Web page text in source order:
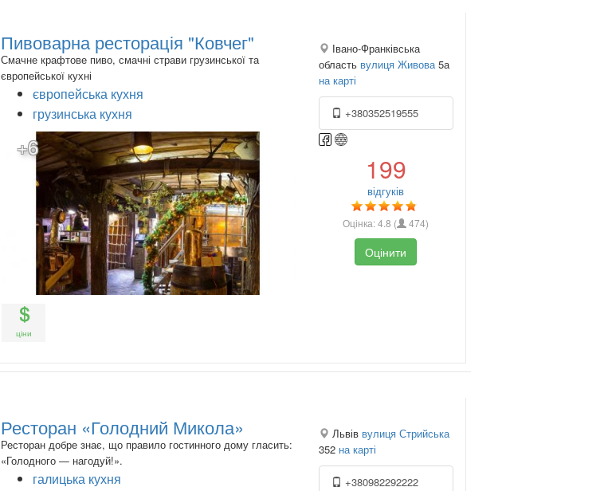
Пивоварна ресторація "Ковчег"
Смачне крафтове пиво, смачні страви грузинської та
європейської кухні
європейська кухня
грузинська кухня
+6
ціни
Івано-Франківська
область вулиця Живова5а
на карті
+380352519555
199
відгуків
Оцінка:4.8 ( 474)
Оцінити
Ресторан «Голодний Микола»
Ресторан добре знає, що правило гостинного дому гласить:
«Голодного — нагодуй!».
галицька кухня
Львів вулиця Стрийська
352 на карті
+380982292222